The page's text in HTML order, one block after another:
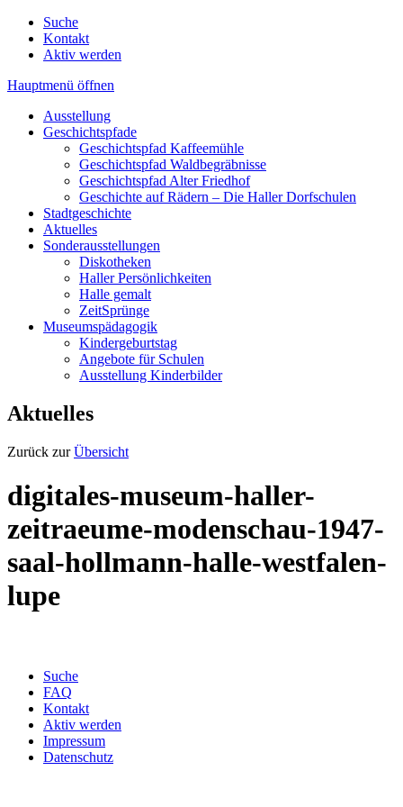
Suche
Kontakt
Aktiv werden
Hauptmenü öffnen
Ausstellung
Geschichtspfade
Geschichtspfad Kaffeemühle
Geschichtspfad Waldbegräbnisse
Geschichtspfad Alter Friedhof
Geschichte auf Rädern – Die Haller Dorfschulen
Stadtgeschichte
Aktuelles
Sonderausstellungen
Diskotheken
Haller Persönlichkeiten
Halle gemalt
ZeitSprünge
Museumspädagogik
Kindergeburtstag
Angebote für Schulen
Ausstellung Kinderbilder
Aktuelles
Zurück zurÜbersicht
digitales-museum-haller-
zeitraeume-modenschau-1947-
saal-hollmann-halle-westfalen-
lupe
Suche
FAQ
Kontakt
Aktiv werden
Impressum
Datenschutz